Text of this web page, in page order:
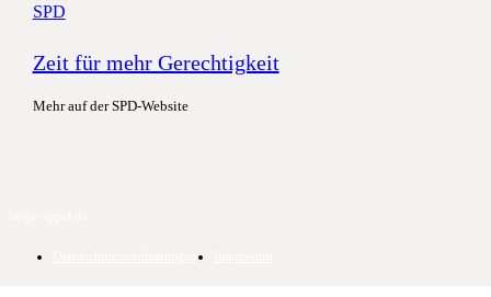
SPD
Zeit für mehr Gerechtigkeit
Mehr auf der SPD-Website